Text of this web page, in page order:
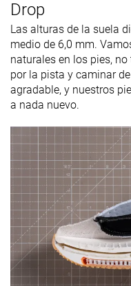
Drop
Las alturas de la suela
medio de 6,0 mm.
naturales en los pies,
por la pista y caminar
agradable, y nuestros
a nada nuevo.